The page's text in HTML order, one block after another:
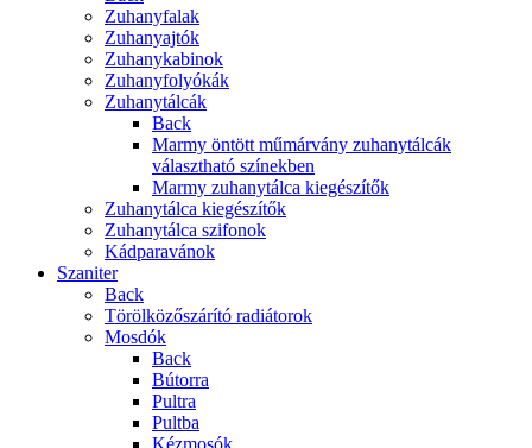
Zuhanyfalak
Zuhanyajtók
Zuhanykabinok
Zuhanyfolyókák
Zuhanytálcák
Back
Marmy öntött műmárvány zuhanytálcák
választható színekben
Marmy zuhanytálca kiegészítők
Zuhanytálca kiegészítők
Zuhanytálca szifonok
Kádparavánok
Szaniter
Back
Törölközőszárító radiátorok
Mosdók
Back
Bútorra
Pultra
Pultba
Kézmosók